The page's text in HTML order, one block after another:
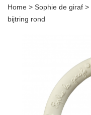
Home > Sophie de giraf >
bijtring rond